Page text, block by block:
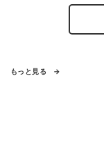
もっと見る